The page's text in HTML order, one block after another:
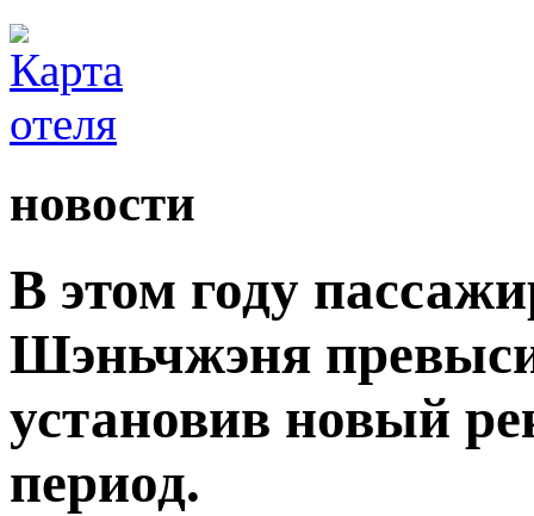
новости
В этом году
Шэньчжэня
установив новый
период.